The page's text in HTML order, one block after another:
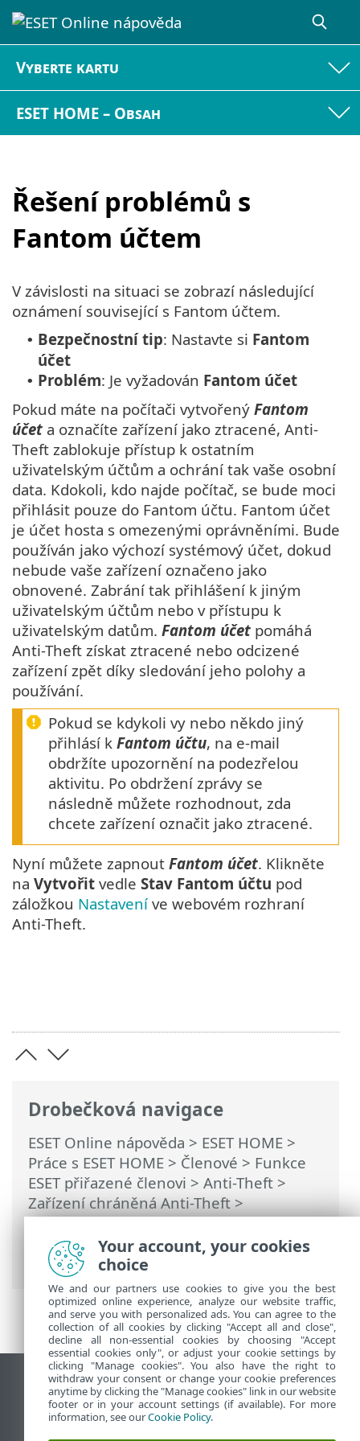
Vyberte kartu
ESET HOME – Obsah
Řešení problémů s
Fantom účtem
Drobečková navigace
ESET Online nápověda > ESET HOME >
Práce s ESET HOME > Členové > Funkce
ESET přiřazené členovi > Anti-Theft >
Zařízení chráněná Anti-Theft>
Optimalizace> Uživatelé systému
Windows > Řešení problémů s Fantom
účtem
V závislosti na situaci se zobrazí následující
oznámení související s Fantom účtem.
• Bezpečnostní tip: Nastavte si Fantom
účet
• Problém: Je vyžadován Fantom účet
Pokud máte na počítači vytvořený Fantom
účet a označíte zařízení jako ztracené, Anti-
Theft zablokuje přístup k ostatním
uživatelským účtům a ochrání tak vaše osobní
data. Kdokoli, kdo najde počítač, se bude moci
přihlásit pouze do Fantom účtu. Fantom účet
je účet hosta s omezenými oprávněními. Bude
používán jako výchozí systémový účet, dokud
nebude vaše zařízení označeno jako
obnovené. Zabrání tak přihlášení k jiným
uživatelským účtům nebo v přístupu k
uživatelským datům. Fantom účet pomáhá
Anti-Theft získat ztracené nebo odcizené
zařízení zpět díky sledování jeho polohy a
používání.
Pokud se kdykoli vy nebo někdo jiný
přihlásí k Fantom účtu, na e-mail
obdržíte upozornění na podezřelou
aktivitu. Po obdržení zprávy se
následně můžete rozhodnout, zda
chcete zařízení označit jako ztracené.
Nyní můžete zapnout Fantom účet. Klikněte
na Vytvořit vedle Stav Fantom účtu pod
záložkou Nastavení ve webovém rozhraní
Anti-Theft.
Zobrazit verzi pro počítač
End of Life
ESET Databáze znalostí
Your account, your cookies
choice
We and our partners use cookies to give you the best
optimized online experience, analyze our website traffic,
and serve you with personalized ads. You can agree to the
collection of all cookies by clicking "Accept all and close",
decline all non-essential cookies by choosing "Accept
essential cookies only", or adjust your cookie settings by
clicking "Manage cookies". You also have the right to
withdraw your consent or change your cookie preferences
anytime by clicking the "Manage cookies" link in our website
footer or in your account settings (if available). For more
information, see ourCookie Policy.